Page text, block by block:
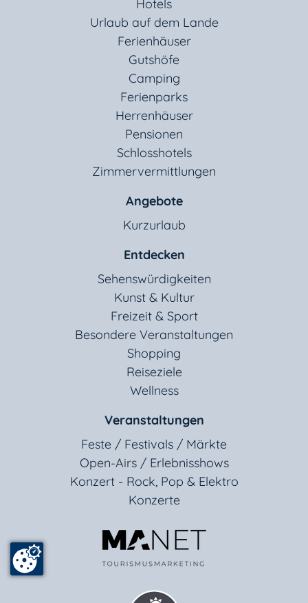
Hotels
Urlaub auf dem Lande
Ferienhäuser
Gutshöfe
Camping
Ferienparks
Herrenhäuser
Pensionen
Schlosshotels
Zimmervermittlungen
Angebote
Kurzurlaub
Entdecken
Sehenswürdigkeiten
Kunst & Kultur
Freizeit & Sport
Besondere Veranstaltungen
Shopping
Reiseziele
Wellness
Veranstaltungen
Feste / Festivals / Märkte
Open-Airs / Erlebnisshows
Konzert - Rock, Pop & Elektro
Konzerte